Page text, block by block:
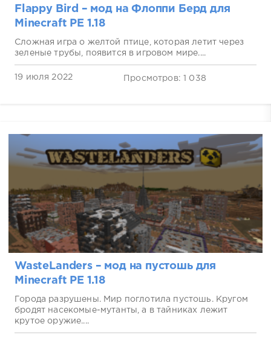
Flappy Bird – мод на Флоппи Берд для
Minecraft PE 1.18
Сложная игра о желтой птице, которая летит через
зеленые трубы, появится в игровом мире....
19 июля 2022 Просмотров: 1 038
WasteLanders – мод на пустошь для
Minecraft PE 1.18
Города разрушены. Мир поглотила пустошь. Кругом
бродят насекомые-мутанты, а в тайниках лежит
крутое оружие....